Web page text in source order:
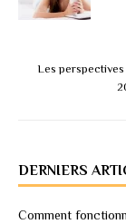
Les
DERNIERS
Comment